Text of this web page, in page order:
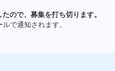
ので、募集を打ち切ります。
で通知されます。